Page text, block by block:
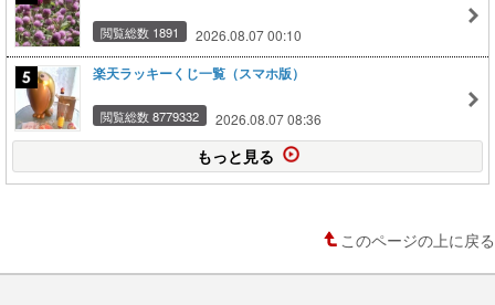
閲覧総数 1891 2026.08.07 00:10
楽天ラッキーくじ一覧（スマホ版）
閲覧総数 8779332 2026.08.07 08:36
もっと見る
このページの上に戻る